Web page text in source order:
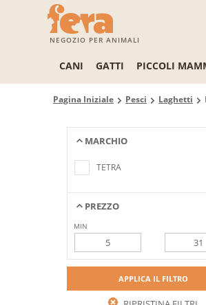
NEGOZIO PER ANIMALI
CANI GATTI PICCOLI
Pagina Iniziale Pesci Laghetti
MARCHIO
soddisfa i criteri di ricerca
TETRA
PREZZO
MIN
APPLICA IL FILTRO